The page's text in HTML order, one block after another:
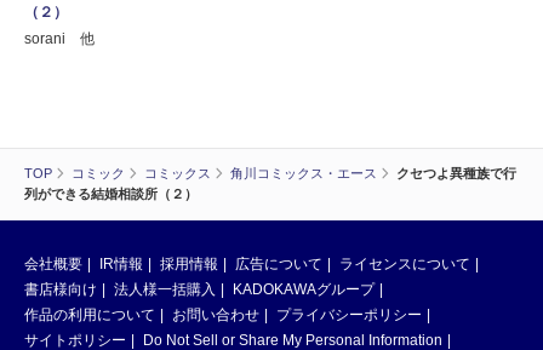
TOP コミック コミックス 角川コミックス・エース
クセつよ異種族で行
列ができる結婚相談所（２）
（２）
sorani 他
会社概要 IR情報 採用情報 広告について
ライセンスについて
書店様向け
法人様一括購入
KADOKAWAグループ
作品の利用について
お問い合わせ
プライバシーポリシー
サイトポリシー
Do Not Sell or Share My Personal Information